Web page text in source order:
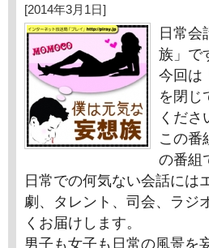
[2014年3月1日]
日常会
族」で
今回は
を閉じ
くださ
この番
の番組
日常での何気ない会話には
劇、タレント、司会、ラジ
くお届けします。
男子も女子も日常の風景を